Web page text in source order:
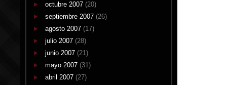
octubre 2007 (20)
septiembre 2007 (26)
agosto 2007 (17)
julio 2007 (28)
junio 2007 (21)
mayo 2007 (31)
abril 2007 (27)